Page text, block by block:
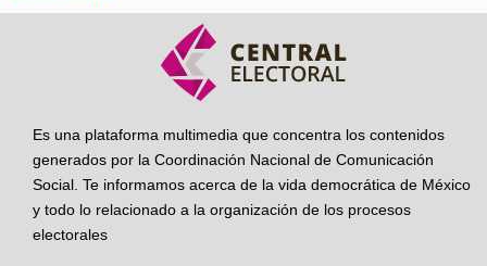
Es una plataforma multimedia que concentra los contenidos
generados por la Coordinación Nacional de Comunicación
Social. Te informamos acerca de la vida democrática de México
y todo lo relacionado a la organización de los procesos
electorales